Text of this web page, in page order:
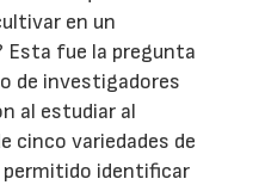
en un
fue la pregunta
de investigadores
al estudiar al
cinco variedades de
permitido identificar